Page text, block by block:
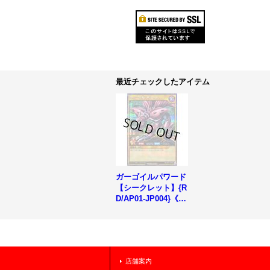
最近チェックしたアイテム
ガーゴイルパワード
【シークレット】{R
D/AP01-JP004}《R
店舗案内